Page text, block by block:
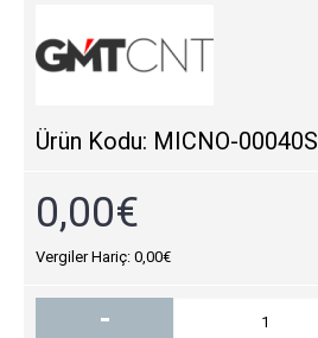
Ürün Kodu: MICNO-00040S
0,00€
Vergiler Hariç: 0,00€
-